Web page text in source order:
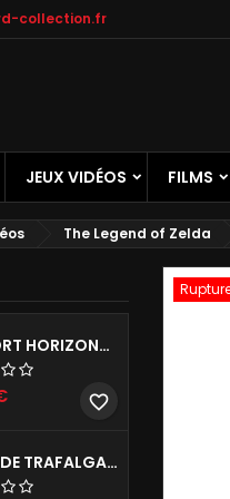
collection.fr
JEUX VIDÉOS FILMS
The Legend of Zelda
SUPPORT HORIZONTAL DE KATANA - 1 NIVEAU
favorite_border
SABRE DE TRAFALGAR LAW ONE PIECE - KIKOKU RÉPLIQUE DE COLLECTION 142 CM